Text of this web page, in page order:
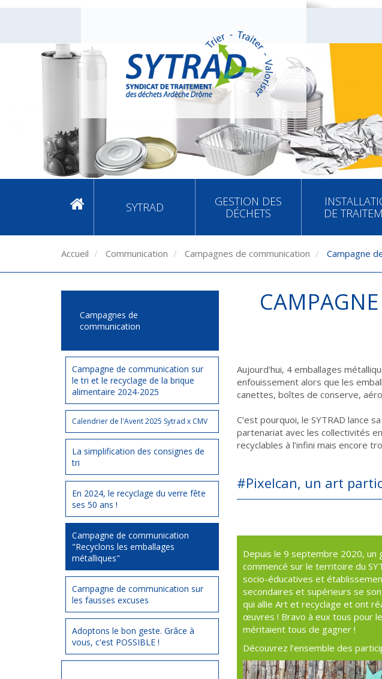
SYTRAD
GESTION DES
DÉCHETS
DE
Accueil Communication Campagnes de communication Campagne
Campagnes de
communication
Campagne de communication sur
le tri et le recyclage de la brique
alimentaire 2024-2025
Calendrier de l'Avent 2025 Sytrad x CMV
La simplification des consignes de
tri
En 2024, le recyclage du verre fête
ses 50 ans !
Campagne de communication
"Recyclons les emballages
métalliques"
Campagne de communication sur
les fausses excuses
Adoptons le bon geste. Grâce à
vous, c'est POSSIBLE !
Aujourd'hui, 4 emballages
enfouissement alors que les
canettes, boîtes de conserve,
C’est pourquoi, le SYTRAD lance
partenariat avec les collectivités
recyclables à l’infini mais encore
#Pixelcan, un art
Depuis le 9 septembre 2020, un
commencé sur le territoire du
socio-éducatives et
secondaires et supérieurs se
qui allie Art et recyclage et ont
œuvres ! Bravo à eux tous pour
méritaient tous de gagner !
Découvrez l’ensemble des